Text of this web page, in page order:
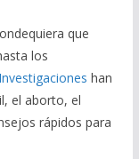
que
los
Investigaciones han
el aborto, el
rápidos para